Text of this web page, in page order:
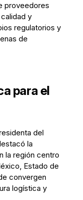
proveedores
y
regulatorios y
de
para el
del
la
la región centro
Estado de
convergen
logística y